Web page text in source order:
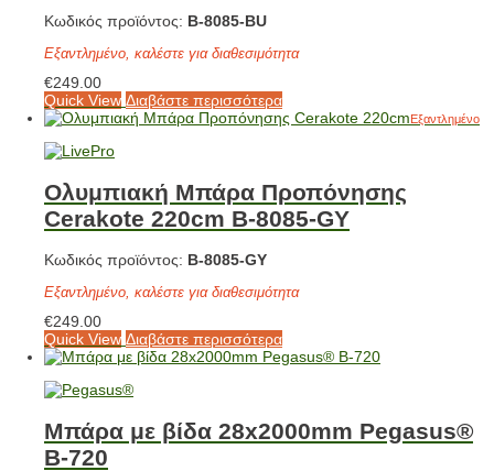
Κωδικός προϊόντος: Β-8085-BU
Εξαντλημένο, καλέστε για διαθεσιμότητα
€249.00
Quick View Διαβάστε περισσότερα
Εξαντλημένο
Ολυμπιακή Μπάρα Προπόνησης
Cerakote 220cm Β-8085-GY
Κωδικός προϊόντος: Β-8085-GY
Εξαντλημένο, καλέστε για διαθεσιμότητα
€249.00
Quick View Διαβάστε περισσότερα
Μπάρα με βίδα 28x2000mm Pegasus®
Β-720